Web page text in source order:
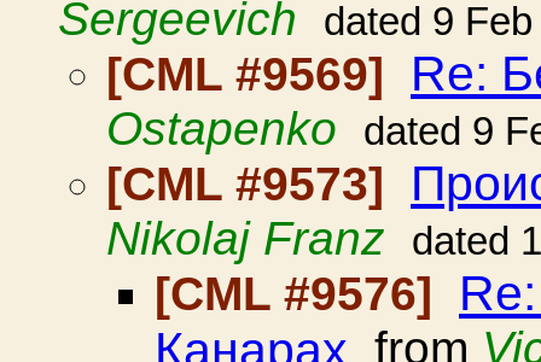
Sergeevich dated 9
[CML #9569] Re:
Ostapenko dated 9
[CML #9573]
Nikolaj Franz dated
[CML #9576]
Канарах from